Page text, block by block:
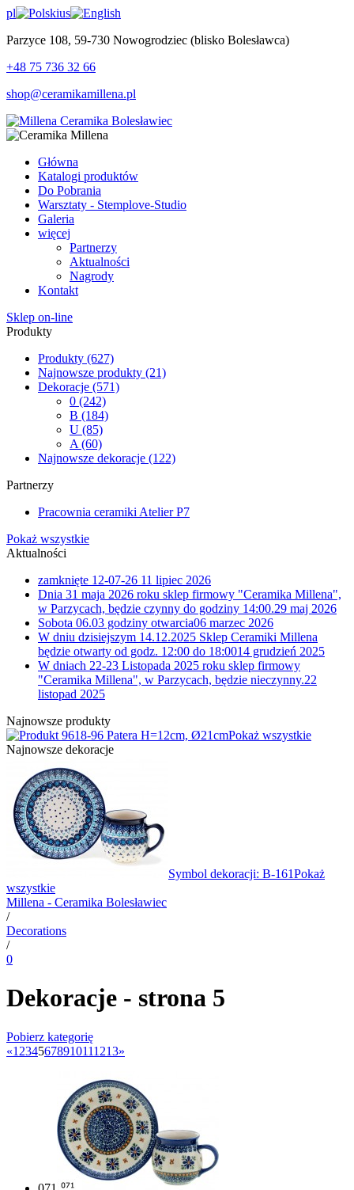
pl
us
Parzyce 108, 59-730 Nowogrodziec (blisko Bolesławca)
+48 75 736 32 66
shop@ceramikamillena.pl
Główna
Katalogi produktów
Do Pobrania
Warsztaty - Stemplove-Studio
Galeria
więcej
Partnerzy
Aktualności
Nagrody
Kontakt
Sklep on-line
Produkty
Produkty (627)
Najnowsze produkty (21)
Dekoracje (571)
0 (242)
B (184)
U (85)
A (60)
Najnowsze dekoracje (122)
Partnerzy
Pracownia ceramiki Atelier P7
Pokaż wszystkie
Aktualności
zamknięte 12-07-26 11 lipiec 2026
Dnia 31 maja 2026 roku sklep firmowy "Ceramika Millena",
w Parzycach, będzie czynny do godziny 14:00.29 maj 2026
Sobota 06.03 godziny otwarcia06 marzec 2026
W dniu dzisiejszym 14.12.2025 Sklep Ceramiki Millena
będzie otwarty od godz. 12:00 do 18:0014 grudzień 2025
W dniach 22-23 Listopada 2025 roku sklep firmowy
"Ceramika Millena", w Parzycach, będzie nieczynny.22
listopad 2025
Najnowsze produkty
8-96 Patera H=12cm, Ø21cmPokaż wszystkie
Najnowsze dekoracje
Symbol dekoracji: B-161Pokaż
wszystkie
Millena - Ceramika Bolesławiec
/
Decorations
/
0
Dekoracje - strona 5
Pobierz kategorię
«1 2345678910111213»